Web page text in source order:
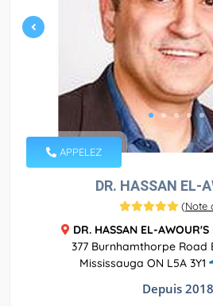
APPELEZ
DR. HASSAN EL-
(Note
DR. HASSAN EL-AWOUR'S
377 Burnhamthorpe Road
Mississauga ON L5A 3Y1
Depuis 2018